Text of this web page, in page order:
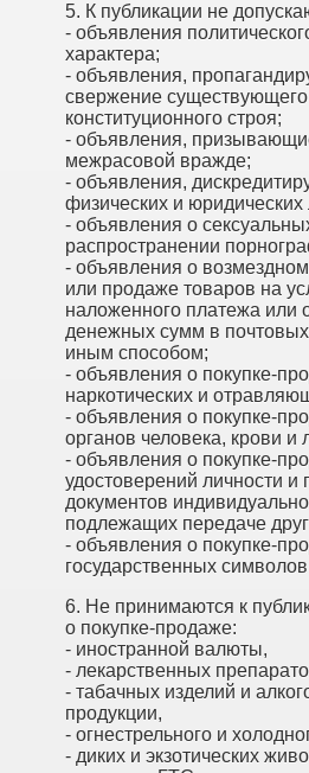
5. К публикации не
- объявления
характера;
- объявления,
свержение существующего
конституционного строя;
- объявления,
межрасовой вражде;
- объявления,
физических и юридических
- объявления о
распространении
- объявления о возмездном
или продаже товаров на
наложенного платежа или
денежных сумм в почтовых
иным способом;
- объявления о покупке-
наркотических и
- объявления о покупке-
органов человека, крови
- объявления о покупке-
удостоверений личности и
документов
подлежащих передаче
- объявления о покупке-
государственных
6. Не принимаются к
о покупке-продаже:
- иностранной валюты,
- лекарственных
- табачных изделий и
продукции,
- огнестрельного и
- диких и экзотических